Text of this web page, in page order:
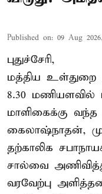
Published on: 09 Aug
புதுச்சேரி,
மத்திய உள்துறை
8.30 மணியளவில்
மாளிகைக்கு
கைலாஷ்நாதன்,
தற்காலிக
சால்வை
வரவேற்பு